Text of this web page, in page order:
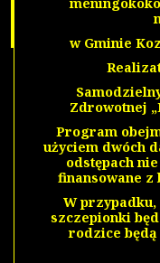
w Gminie
Zdrowotnej
Program
użyciem dwóch
odstępach
finansowane z
W
szczepionki
rodzice będą